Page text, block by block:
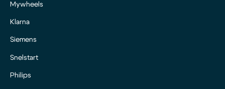
Mywheels
Klarna
Siemens
Snelstart
Philips